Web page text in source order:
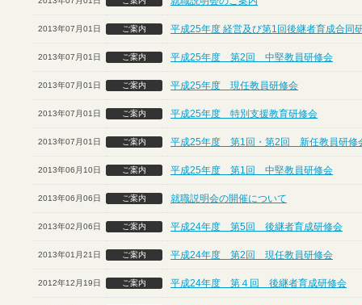
2013年07月01日 ご案内 平成25年度 経営及び第1回後継者育成合同
2013年07月01日 ご案内 平成25年度 第2回 中堅教員研修会
2013年07月01日 ご案内 平成25年度 現任教員研修会
2013年07月01日 ご案内 平成25年度 特別支援教育研修会
2013年07月01日 ご案内 平成25年度 第1回・第2回 新任教員研修
2013年06月10日 ご案内 平成25年度 第1回 中堅教員研修会
2013年06月06日 ご案内 就職説明会の開催について
2013年02月06日 ご案内 平成24年度 第5回 後継者育成研修会
2013年01月21日 ご案内 平成24年度 第2回 現任教員研修会
2012年12月19日 ご案内 平成24年度 第４回 後継者育成研修会